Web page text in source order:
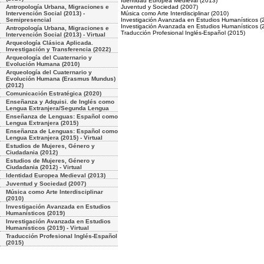
Antropología Urbana, Migraciones e
Intervención Social (2013) -
Semipresencial
Antropología Urbana, Migraciones e
Intervención Social (2013) - Virtual
Arqueología Clásica Aplicada.
Investigación y Transferencia (2022)
Arqueología del Cuaternario y
Evolución Humana (2010)
Arqueología del Cuaternario y
Evolución Humana (Erasmus Mundus)
(2012)
Comunicación Estratégica (2020)
Enseñanza y Adquisi. de Inglés como
Lengua Extranjera/Segunda Lengua
Enseñanza de Lenguas: Español como
Lengua Extranjera (2015)
Enseñanza de Lenguas: Español como
Lengua Extranjera (2015) - Virtual
Estudios de Mujeres, Género y
Ciudadania (2012)
Estudios de Mujeres, Género y
Ciudadania (2012) - Virtual
Identidad Europea Medieval (2013)
Juventud y Sociedad (2007)
Música como Arte Interdisciplinar
(2010)
Investigación Avanzada en Estudios
Humanísticos (2019)
Investigación Avanzada en Estudios
Humanísticos (2019) - Virtual
Traducción Profesional Inglés-Español
(2015)
Juventud y Sociedad (2007)
Música como Arte Interdisciplinar (2010)
Investigación Avanzada en Estudios Humanísticos
Investigación Avanzada en Estudios Humanísticos
Traducción Profesional Inglés-Español (2015)